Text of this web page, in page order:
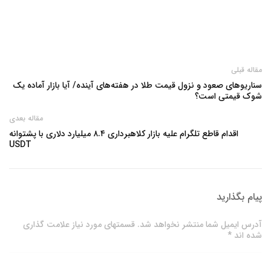
مقاله قبلی
سناریوهای صعود و نزول قیمت طلا در هفته‌های آینده/ آیا بازار آماده یک
شوک قیمتی است؟
مقاله بعدی
اقدام قاطع تلگرام علیه بازار کلاهبرداری ۸.۴ میلیارد دلاری با پشتوانه
USDT
پیام بگذارید
آدرس ایمیل شما منتشر نخواهد شد. قسمتهای مورد نیاز علامت گذاری
شده اند *